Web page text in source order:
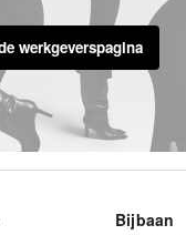
werkgeverspagina
Bijbaan